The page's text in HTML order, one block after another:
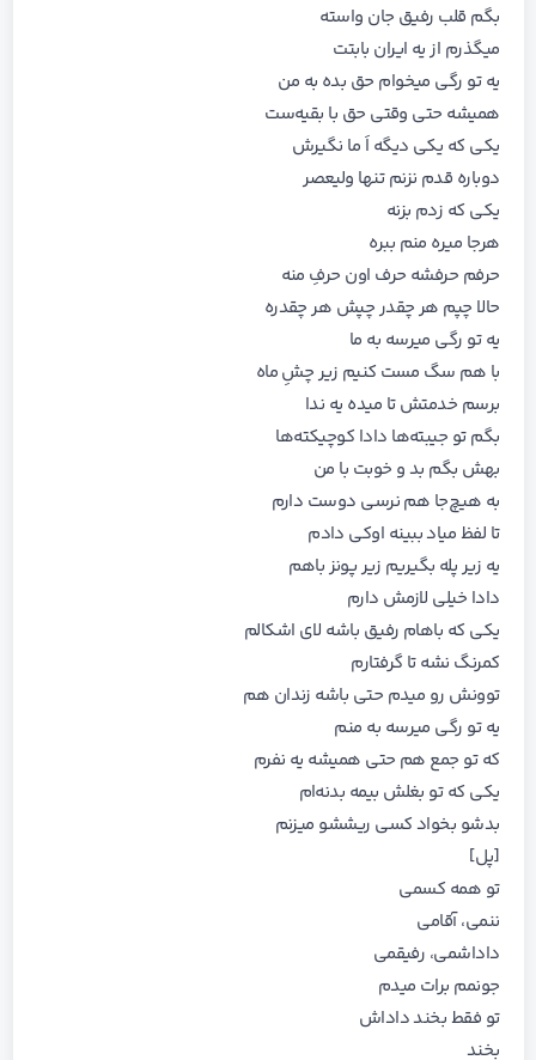
بگم قلب رفیق جان واسته
میگذرم از یه ایران بابتت
یه تو رگی میخوام حق بده به من
همیشه حتی وقتی حق با بقیه‌ست
یکی که یکی دیگه اَ ما نگیرش
دوباره قدم نزنم تنها ولیعصر
یکی که زدم بزنه
هرجا میره منم ببره
حرفم حرفشه حرف اون حرفِ منه
حالا چپم هر چقدر چپش هر چقدره
یه تو رگی میرسه به ما
با هم سگ مست کنیم زیر چشِ ماه
برسم خدمتش تا میده یه ندا
بگم تو جیبته‌ها دادا کوچیکته‌ها
بهش بگم بد و خوبت با من
به هیچ‌جا هم نرسی دوست دارم
تا لفظ میاد ببینه اوکی دادم
یه زیر پله بگیریم زیر پونز باهم
دادا خیلی لازمش دارم
یکی که باهام رفیق باشه لای اشکالم
کمرنگ نشه تا گرفتارم
توونش رو میدم حتی باشه زندان هم
یه تو رگی میرسه به منم
که تو جمع هم حتی همیشه یه نفرم
یکی که تو بغلش بیمه بدنه‌ام
بدشو بخواد کسی ریششو میزنم
[پل]
تو همه کسمی
ننمی، آقامی
داداشمی، رفیقمی
جونمم برات میدم
تو فقط بخند داداش
بخند